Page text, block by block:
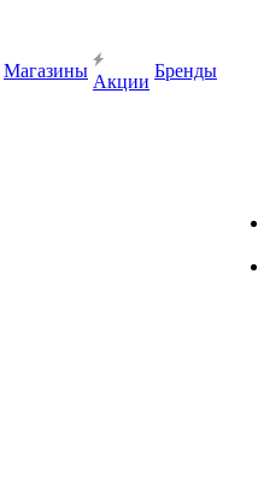
Магазины
Акции
Бренды